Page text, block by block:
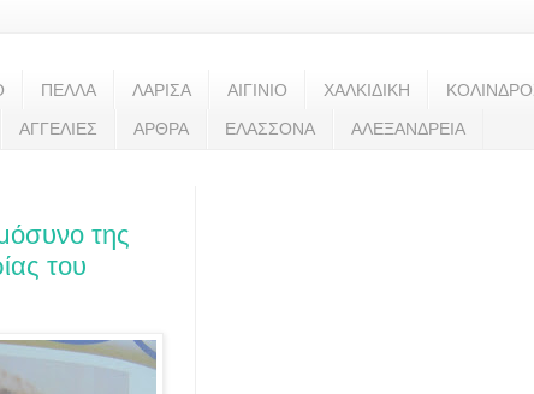
ΠΕΛΛΑ ΛΑΡΙΣΑ ΑΙΓΙΝΙΟ ΧΑΛΚΙΔΙΚΗ
ΑΓΓΕΛΙΕΣ ΑΡΘΡΑ ΕΛΑΣΣΟΝΑ ΑΛΕΞΑΝΔΡΕΙΑ
της
του